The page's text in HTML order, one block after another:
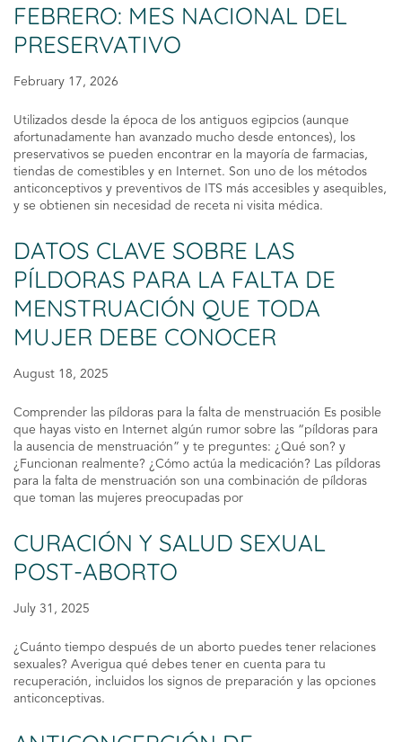
FEBRERO: MES NACIONAL DEL
PRESERVATIVO
February 17, 2026
Utilizados desde la época de los antiguos egipcios (aunque
afortunadamente han avanzado mucho desde entonces), los
preservativos se pueden encontrar en la mayoría de farmacias,
tiendas de comestibles y en Internet. Son uno de los métodos
anticonceptivos y preventivos de ITS más accesibles y asequibles,
y se obtienen sin necesidad de receta ni visita médica.
DATOS CLAVE SOBRE LAS
PÍLDORAS PARA LA FALTA DE
MENSTRUACIÓN QUE TODA
MUJER DEBE CONOCER
August 18, 2025
Comprender las píldoras para la falta de menstruación Es posible
que hayas visto en Internet algún rumor sobre las “píldoras para
la ausencia de menstruación” y te preguntes: ¿Qué son? y
¿Funcionan realmente? ¿Cómo actúa la medicación? Las píldoras
para la falta de menstruación son una combinación de píldoras
que toman las mujeres preocupadas por
CURACIÓN Y SALUD SEXUAL
POST-ABORTO
July 31, 2025
¿Cuánto tiempo después de un aborto puedes tener relaciones
sexuales? Averigua qué debes tener en cuenta para tu
recuperación, incluidos los signos de preparación y las opciones
anticonceptivas.